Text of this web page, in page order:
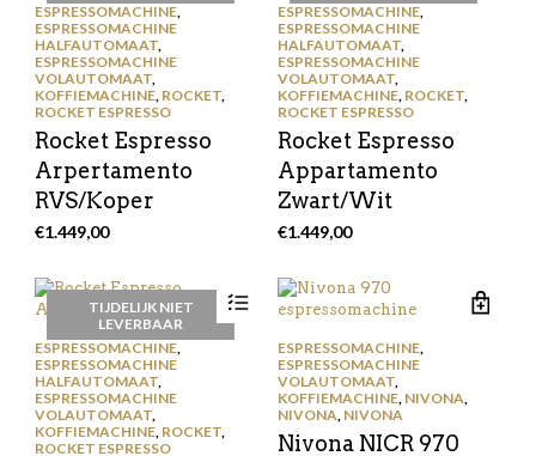
ESPRESSOMACHINE,
ESPRESSOMACHINE
HALFAUTOMAAT,
ESPRESSOMACHINE
VOLAUTOMAAT,
KOFFIEMACHINE, ROCKET,
ROCKET ESPRESSO
Rocket Espresso
Arpertamento
RVS/Koper
€1.449,00
ESPRESSOMACHINE,
ESPRESSOMACHINE
HALFAUTOMAAT,
ESPRESSOMACHINE
VOLAUTOMAAT,
KOFFIEMACHINE, ROCKET,
ROCKET ESPRESSO
Rocket Espresso
Appartamento
Zwart/Wit
€1.449,00
TIJDELIJK NIET
LEVERBAAR
ESPRESSOMACHINE,
ESPRESSOMACHINE
HALFAUTOMAAT,
ESPRESSOMACHINE
VOLAUTOMAAT,
KOFFIEMACHINE, ROCKET,
ROCKET ESPRESSO
ESPRESSOMACHINE,
ESPRESSOMACHINE
VOLAUTOMAAT,
KOFFIEMACHINE, NIVONA
NIVONA NIVONA
Nivona NICR 970